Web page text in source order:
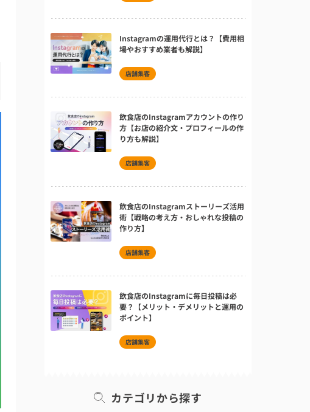
Instagramの運用代行とは？【費用相
場やおすすめ業者も解説】
店舗集客
飲食店のInstagramアカウントの作り
方【お店の紹介文・プロフィールの作
り方も解説】
店舗集客
飲食店のInstagramストーリーズ活用
術【戦略の考え方・おしゃれな投稿の
作り方】
店舗集客
飲食店のInstagramに毎日投稿は必
要？【メリット・デメリットと運用の
ポイント】
店舗集客
カテゴリから探す